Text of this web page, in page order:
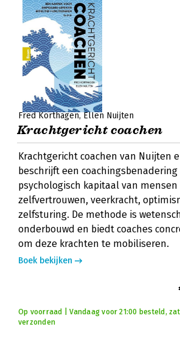
Fred Korthagen Ellen Nuijten
Krachtgericht coachen
Krachtgericht coachen van Nuijten
beschrijft een
psychologisch kapitaal van
zelfvertrouwen, veerkracht,
zelfsturing. De methode is
onderbouwd en biedt coaches
om deze krachten te mobiliseren.
Boek bekijken
Op voorraad | Vandaag voor 21:00 besteld,
verzonden